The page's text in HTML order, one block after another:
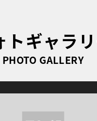
トギャラ
PHOTO GALLERY